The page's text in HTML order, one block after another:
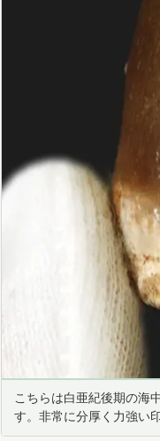
こちらは白亜紀後期の海
す。非常に分厚く力強い